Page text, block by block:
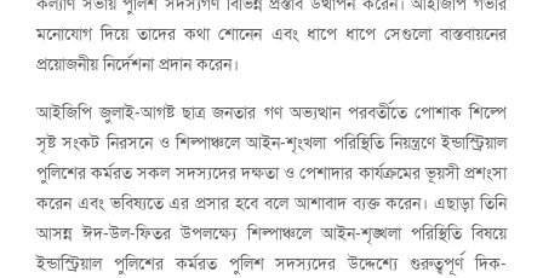
মনোযোগ দিয়ে তাদের কথা শোনেন এবং ধাপে ধাপে সেগুলো বাস্তবায়নের
প্রয়োজনীয় নির্দেশনা প্রদান করেন।
আইজিপি জুলাই-আগষ্ট ছাত্র জনতার গণ অভ্যত্থান পরবর্তীতে পোশাক শিল্পে
সৃষ্ট সংকট নিরসনে ও শিল্পাঞ্চলে আইন-শৃংখলা পরিস্থিতি নিয়ন্ত্রণে ইন্ডাস্ট্রিয়াল
পুলিশের কর্মরত সকল সদস্যদের দক্ষতা ও পেশাদার কার্যক্রমের ভূয়সী প্রশংসা
করেন এবং ভবিষ্যতে এর প্রসার হবে বলে আশাবাদ ব্যক্ত করেন। এছাড়া তিনি
আসন্ন ঈদ-উল-ফিতর উপলক্ষ্যে শিল্পাঞ্চলে আইন-শৃঙ্খলা পরিস্থিতি বিষয়ে
ইন্ডাস্ট্রিয়াল পুলিশের কর্মরত পুলিশ সদস্যদের উদ্দেশ্যে গুরুত্বপূর্ণ দিক-